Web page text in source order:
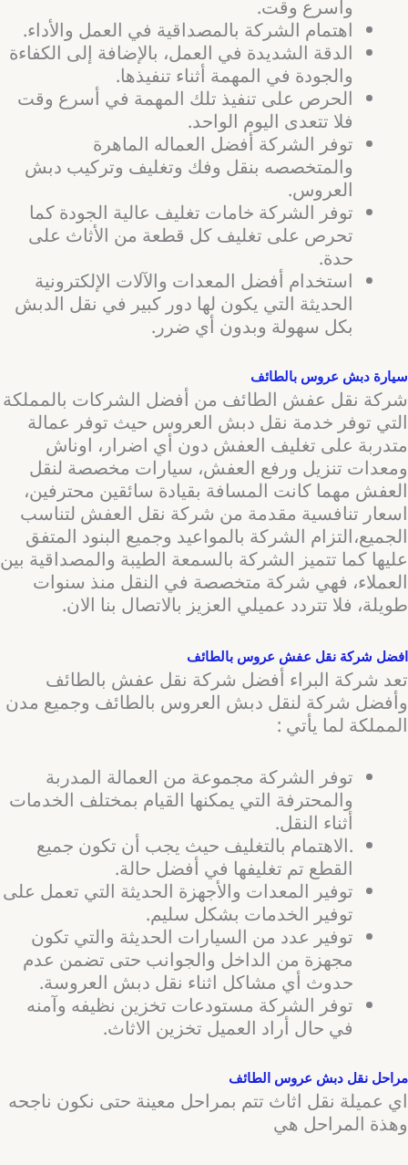
وأسرع وقت.
اهتمام الشركة بالمصداقية في العمل والأداء.
الدقة الشديدة في العمل، بالإضافة إلى الكفاءة
والجودة في المهمة أثناء تنفيذها.
الحرص على تنفيذ تلك المهمة في أسرع وقت
فلا تتعدى اليوم الواحد.
توفر الشركة أفضل العماله الماهرة
والمتخصصه بنقل وفك وتغليف وتركيب دبش
العروس.
توفر الشركة خامات تغليف عالية الجودة كما
تحرص على تغليف كل قطعة من الأثاث على
حدة.
استخدام أفضل المعدات والآلات الإلكترونية
الحديثة التي يكون لها دور كبير في نقل الدبش
بكل سهولة وبدون أي ضرر.
سيارة دبش عروس بالطائف
شركة نقل عفش الطائف من أفضل الشركات بالمملكة
التي توفر خدمة نقل دبش العروس حيث توفر عمالة
متدربة على تغليف العفش دون أي اضرار، اوناش
ومعدات تنزيل ورفع العفش، سيارات مخصصة لنقل
العفش مهما كانت المسافة بقيادة سائقين محترفين،
اسعار تنافسية مقدمة من شركة نقل العفش لتناسب
الجميع،التزام الشركة بالمواعيد وجميع البنود المتفق
عليها كما تتميز الشركة بالسمعة الطيبة والمصداقية بين
العملاء، فهي شركة متخصصة في النقل منذ سنوات
طويلة، فلا تتردد عميلي العزيز بالاتصال بنا الان.
افضل شركة نقل عفش عروس بالطائف
تعد شركة البراء أفضل شركة نقل عفش بالطائف
وأفضل شركة لنقل دبش العروس بالطائف وجميع مدن
المملكة لما يأتي :
توفر الشركة مجموعة من العمالة المدربة
والمحترفة التي يمكنها القيام بمختلف الخدمات
أثناء النقل.
.الاهتمام بالتغليف حيث يجب أن تكون جميع
القطع تم تغليفها في أفضل حالة.
توفير المعدات والأجهزة الحديثة التي تعمل على
توفير الخدمات بشكل سليم.
توفير عدد من السيارات الحديثة والتي تكون
مجهزة من الداخل والجوانب حتى تضمن عدم
حدوث أي مشاكل اثناء نقل دبش العروسة.
توفر الشركة مستودعات تخزين نظيفه وآمنه
في حال أراد العميل تخزين الاثاث.
مراحل نقل دبش عروس الطائف
اي عميلة نقل اثاث تتم بمراحل معينة حتى نكون ناجحه
وهذة المراحل هي